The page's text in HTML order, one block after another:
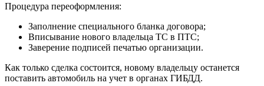
Процедура переоформления:
Заполнение специального бланка договора;
Вписывание нового владельца ТС в ПТС;
Заверение подписей печатью организации.
Как только сделка состоится, новому владельцу останется
поставить автомобиль на учет в органах ГИБДД.